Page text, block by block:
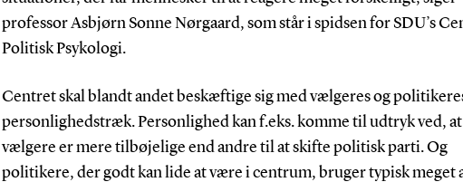
professor Asbjørn Sonne Nørgaard, som står i spidsen for SDU’s
Politisk Psykologi.
Centret skal blandt andet beskæftige sig med vælgeres og
personlighedstræk. Personlighed kan f.eks. komme til udtryk ved,
vælgere er mere tilbøjelige end andre til at skifte politisk parti. Og
politikere, der godt kan lide at være i centrum, bruger typisk meget